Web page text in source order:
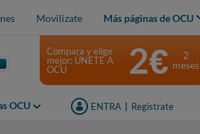
Movilízate Más páginas de OCU
OCU ENTRA Regístrate
Compara y elige
mejor: ÚNETE A
OCU
2€
2
meses